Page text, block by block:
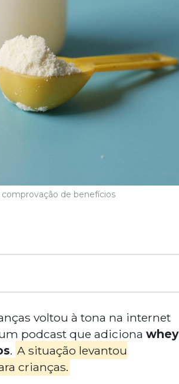
de benefícios
voltou à tona na internet
podcast que adiciona whey
. A situação levantou
crianças.